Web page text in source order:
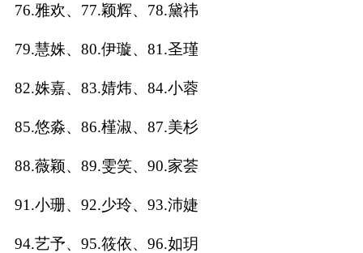
76.雅欢、77.颖辉、78.黛祎
79.慧姝、80.伊璇、81.圣瑾
82.姝嘉、83.婧炜、84.小蓉
85.悠淼、86.槿淑、87.美杉
88.薇颖、89.雯笑、90.家荟
91.小珊、92.少玲、93.沛婕
94.艺予、95.筱依、96.如玥